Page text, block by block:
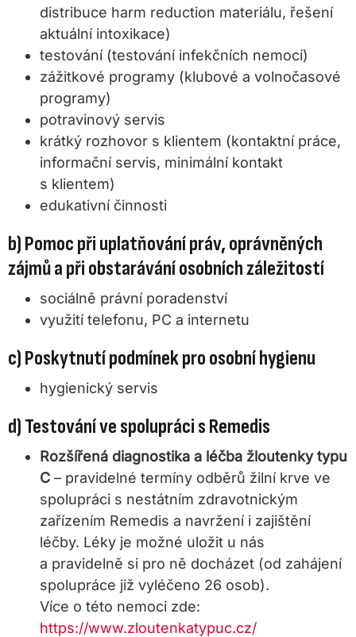
distribuce harm reduction materiálu, řešení
aktuální intoxikace)
testování (testování infekčních nemocí)
zážitkové programy (klubové a volnočasové
programy)
potravinový servis
krátký rozhovor s klientem (kontaktní práce,
informační servis, minimální kontakt
s klientem)
edukativní činnosti
b) Pomoc při uplatňování práv, oprávněných
zájmů a při obstarávání osobních záležitostí
sociálně právní poradenství
využití telefonu, PC a internetu
c) Poskytnutí podmínek pro osobní hygienu
hygienický servis
d) Testování ve spolupráci s Remedis
Rozšířená diagnostika a léčba žloutenky typu
C – pravidelné termíny odběrů žilní krve ve
spolupráci s nestátním zdravotnickým
zařízením Remedis a navržení i zajištění
léčby. Léky je možné uložit u nás
a pravidelně si pro ně docházet (od zahájení
spolupráce již vyléčeno 26 osob).
Více o této nemoci zde:
https://www.zloutenkatypuc.cz/